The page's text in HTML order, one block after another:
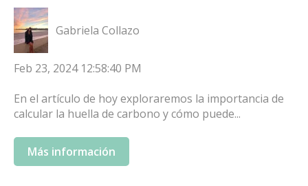
Gabriela Collazo
Feb 23, 2024 12:58:40 PM
En el artículo de hoy exploraremos la importancia de
calcular la huella de carbono y cómo puede...
Más información